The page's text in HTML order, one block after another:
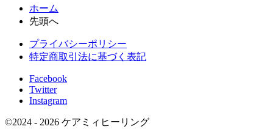
ホーム
先頭へ
プライバシーポリシー
特定商取引法に基づく表記
Facebook
Twitter
Instagram
©2024 - 2026 ケアミィヒーリング